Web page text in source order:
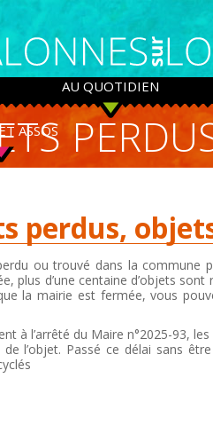
cookies
AU QUOTIDIEN
ASSOS
perdus,
ou trouvé dans la commune
plus d’une centaine d’objets
la mairie est fermée, vous
à l’arrêté du Maire n°2025-93,
l’objet. Passé ce délai sans